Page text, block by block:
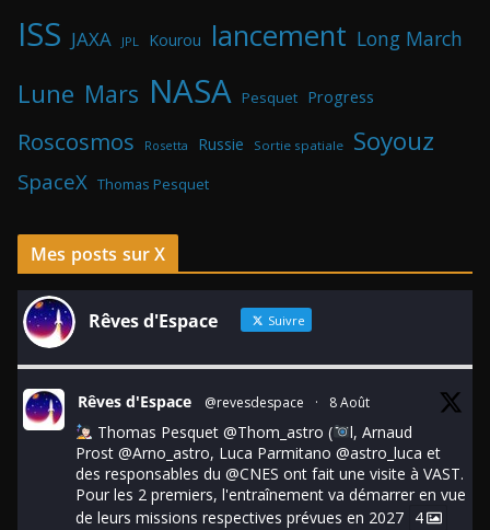
ISS JAXA JPL Kourou lancement Long March
Lune Mars NASA Pesquet Progress
Roscosmos Rosetta Russie Sortie spatiale Soyouz
SpaceX Thomas Pesquet
Mes posts sur X
Rêves d'Espace Suivre
Rêves d'Espace @revesdespace · 8 Août
Thomas Pesquet @Thom_astro (
l, Arnaud
Prost @Arno_astro, Luca Parmitano @astro_luca et
des responsables du @CNES ont fait une visite à VAST.
Pour les 2 premiers, l'entraînement va démarrer en vue
de leurs missions respectives prévues en 2027 4